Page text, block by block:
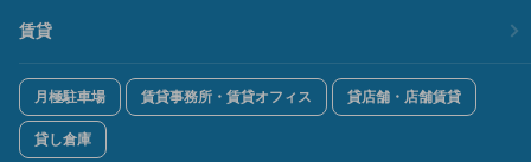
賃貸
月極駐車場 賃貸事務所・賃貸オフィス 貸店舗・店舗賃貸
貸し倉庫